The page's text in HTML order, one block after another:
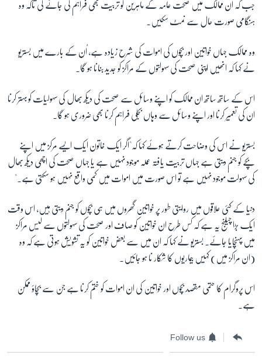
جب کہ اُن ممالک میں صحت عامہ کے ماہرین کو تربیت بھی فراہم کی جائے گی تاکہ وہ
ہنگامی صورت حال سے نمٹ سکیں۔
وہ ممالک جہاں خواتین اور بچوں کی اموات کی شرح زیادہ ہے، اُن کے بارے میں بستریو
نے کہا کہ انھیں اپنی صحت کی سہولتوں کے مراکز کو جدید بنانا ہو گا۔
اس کے ساتھ ساتھ ان ممالک کو اپنے وسائل سے صحت کی دیکھ بھال کی سہولیات کو بہتر کرنا
ان کی تعمیر کرنا اور اپنے وسائل سے وہاں بجلی فراہم کرنا بھی ضروری ہو گا۔
بستریو نے اس کی وضاحت کرتے ہوئے کہا کہ"اگر ایک خاتون ایک ایسے مرکز میں اپنے
بچے کو جنم دیتی ہے جہاں تربیت یافتہ عملہ موجود نہیں ہے یا جہاں صحت کی اچھی دیکھ بھال
کی سہولت موجود نہیں ہے تو اس صورت میں اموات میں کمی واقع نہیں ہو سکتی ہے۔"
دنیا کے کئی علاقوں میں روایتی طور پر خواتین گھروں میں ہی بچوں کو جنم دیتی ہیں، اس وقت
ایک بڑا چیلنج یہ ہے کہ کس طرح ان خواتین کو صاف اور صحت کی سہولتوں سے لیس مراکز
میں پہنچایا جائے۔ بستریو نے کہا کہ ان میں سے بعض خواتین کو یہ تشویش ہوتی ہے کہ وہ
(ان مراکز میں) کہیں بیماریوں کا شکار نا ہو جائیں۔
اس پروگرام کا حتمی مقصد بچوں اور خواتین کی ان اموات کو ختم کرنا ہے جن سے بچاؤ ممکن
ہے۔
Follow us